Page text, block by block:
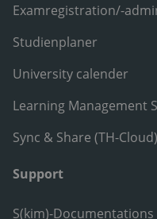
Examregistration/-
Studienplaner
University calender
Learning Management
Sync & Share (TH-Cloud)
Support
S(kim)-Documentations